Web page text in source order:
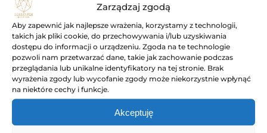
Zarządzaj zgodą
Aby zapewnić jak najlepsze wrażenia, korzystamy z technologii,
takich jak pliki cookie, do przechowywania i/lub uzyskiwania
dostępu do informacji o urządzeniu. Zgoda na te technologie
pozwoli nam przetwarzać dane, takie jak zachowanie podczas
przeglądania lub unikalne identyfikatory na tej stronie. Brak
wyrażenia zgody lub wycofanie zgody może niekorzystnie wpłynąć
na niektóre cechy i funkcje.
Akceptuję
Informacje dodatkowe